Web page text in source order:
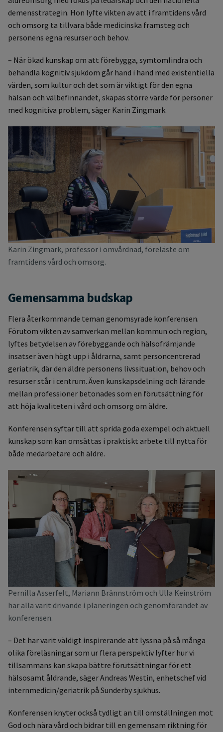
demensstrategin. Hon lyfte vikten av att i framtidens vård
och omsorg ta tillvara både medicinska framsteg och
personens egna resurser och behov.
– När ökad kunskap om att förebygga, symtomlindra och
behandla kognitiv sjukdom går hand i hand med existentiella
värden, som kultur och det som är viktigt för den egna
hälsan och välbefinnandet, skapas större värde för personer
med kognitiva problem, säger Karin Zingmark.
Karin Zingmark, professor i omvårdnad, föreläste om
framtidens vård och omsorg.
Gemensamma budskap
Flera återkommande teman genomsyrade konferensen.
Förutom vikten av samverkan mellan kommun och region,
lyftes betydelsen av förebyggande och hälsofrämjande
insatser även högt upp i åldrarna, samt personcentrerad
geriatrik, där den äldre personens livssituation, behov och
resurser står i centrum. Även kunskapsdelning och lärande
mellan professioner betonades som en förutsättning för
att höja kvaliteten i vård och omsorg om äldre.
Konferensen syftar till att sprida goda exempel och aktuell
kunskap som kan omsättas i praktiskt arbete till nytta för
både medarbetare och äldre.
Pernilla Asserfelt, Mariann Brännström och Ulla Keinström
har alla varit drivande i planeringen och genomförandet av
konferensen.
– Det har varit väldigt inspirerande att lyssna på så många
olika föreläsningar som ur flera perspektiv lyfter hur vi
tillsammans kan skapa bättre förutsättningar för ett
hälsosamt åldrande, säger Andreas Westin, enhetschef vid
internmedicin/geriatrik på Sunderby sjukhus.
Konferensen knyter också tydligt an till omställningen mot
God och nära vård och bidrar till en gemensam riktning för